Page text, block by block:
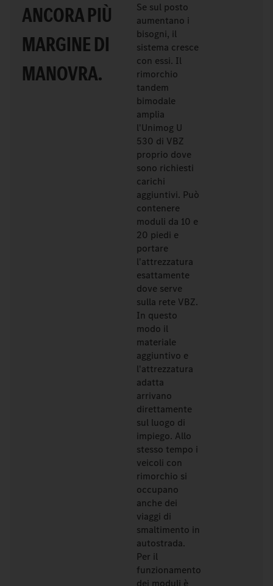
ANCORA PIÙ
MARGINE DI
MANOVRA.
Se sul posto
aumentano i
bisogni, il
sistema cresce
con essi. Il
rimorchio
tandem
bimodale
amplia
l'Unimog U
530 di VBZ
proprio dove
sono richiesti
carichi
aggiuntivi. Può
contenere
moduli da 10 e
20 piedi e
portare
l'attrezzatura
esattamente
dove serve
sulla rete VBZ.
In questo
modo il
materiale
aggiuntivo e
l'attrezzatura
adatta
arrivano
direttamente
sul luogo di
impiego. Allo
stesso tempo i
veicoli con
rimorchio si
occupano
anche dei
viaggi di
smaltimento in
autostrada.
Per il
funzionamento
dei moduli è